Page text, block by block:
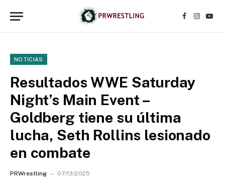
Facebook
NOTICIAS
Resultados WWE Saturday
Night’s Main Event –
Goldberg tiene su última
lucha, Seth Rollins lesionado
en combate
PRWrestling 07/13/2025